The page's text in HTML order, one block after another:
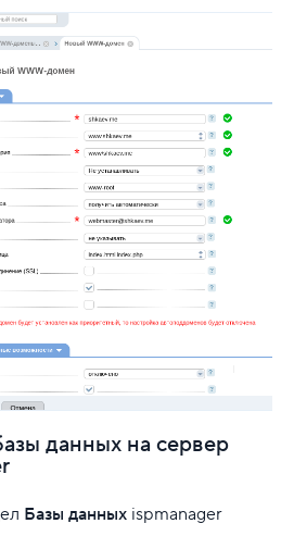
данных на сервер
Базы данных ispmanager